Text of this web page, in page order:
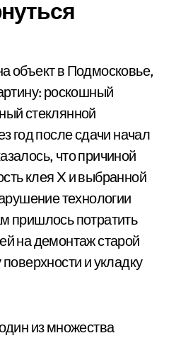
объект в Подмосковье,
роскошный
стеклянной
год после сдачи начал
что причиной
клея X и выбранной
технологии
пришлось потратить
на демонтаж старой
и укладку
из множества